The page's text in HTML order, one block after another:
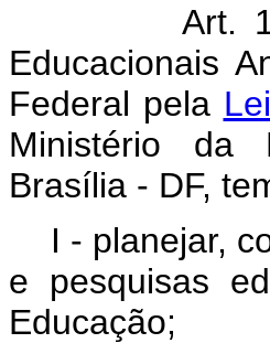
Art.
Educacionais
Federal pela
Ministério
Brasília - DF,
I - planejar,
e pesquisas
Educação;